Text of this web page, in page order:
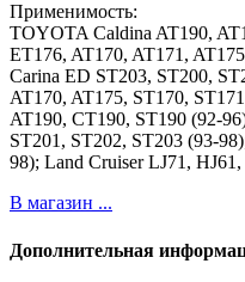
Применимость:
TOYOTA Caldina AT190,
ET176, AT170, AT171,
Carina ED ST203, ST200,
AT170, AT175, ST170,
AT190, CT190, ST190 (92-
ST201, ST202, ST203 (93-
98); Land Cruiser LJ71,
В магазин ...
Дополнительная